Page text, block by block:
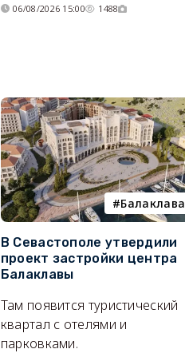
06/08/2026 15:00 1488
Балаклава
В Севастополе утвердили
проект застройки центра
Балаклавы
Там появится туристический
квартал с отелями и
парковками.